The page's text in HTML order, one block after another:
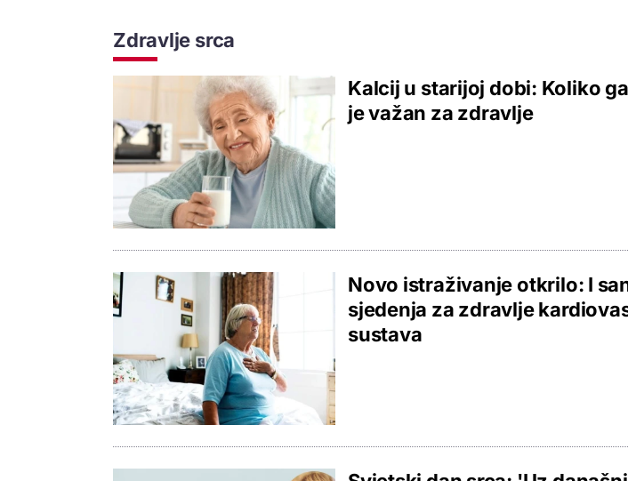
Zdravlje srca
Kalcij u starijoj dobi: Koliko
je važan za zdravlje
Novo istraživanje otkrilo: I
sjedenja za zdravlje
sustava